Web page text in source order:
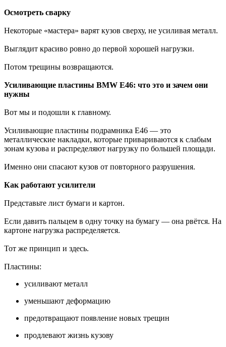
Осмотреть сварку
Некоторые «мастера» варят кузов сверху, не усиливая металл.
Выглядит красиво ровно до первой хорошей нагрузки.
Потом трещины возвращаются.
Усиливающие пластины BMW E46: что это и зачем они
нужны
Вот мы и подошли к главному.
Усиливающие пластины подрамника E46 — это
металлические накладки, которые привариваются к слабым
зонам кузова и распределяют нагрузку по большей площади.
Именно они спасают кузов от повторного разрушения.
Как работают усилители
Представьте лист бумаги и картон.
Если давить пальцем в одну точку на бумагу — она рвётся. На
картоне нагрузка распределяется.
Тот же принцип и здесь.
Пластины:
усиливают металл
уменьшают деформацию
предотвращают появление новых трещин
продлевают жизнь кузову